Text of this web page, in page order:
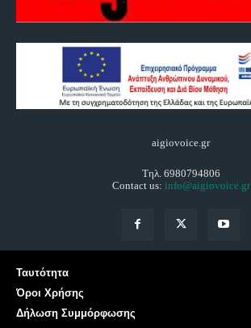
aigiovoice.gr
Τηλ. 6980794806
Contact us: info@aigiovoice.gr
Ταυτότητα
Όροι Χρήσης
Δήλωση Συμμόρφωσης